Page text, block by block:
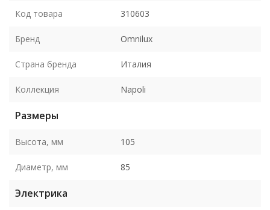
Код товара 310603
Бренд Omnilux
Страна бренда Италия
Коллекция Napoli
Размеры
Высота, мм 105
Диаметр, мм 85
Электрика